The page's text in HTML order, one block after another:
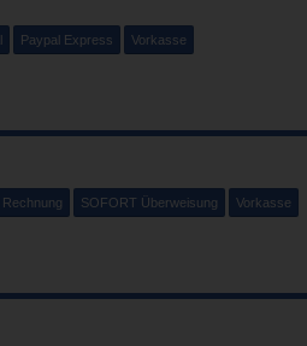
Paypal Express Vorkasse
Rechnung SOFORT Überweisung Vorkasse